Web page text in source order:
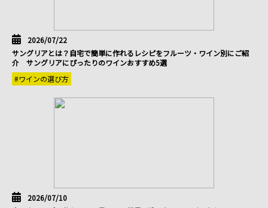
2026/07/22
サングリアとは？自宅で簡単に作れるレシピをフルーツ・ワイン別にご紹
介 サングリアにぴったりのワインおすすめ5選
#ワインの選び方
2026/07/10